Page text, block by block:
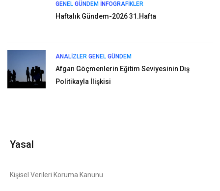
GENEL GÜNDEM İNFOGRAFIKLER
Haftalık Gündem-2026 31.Hafta
ANALIZLER GENEL GÜNDEM
Afgan Göçmenlerin Eğitim Seviyesinin Dış
Politikayla İlişkisi
Yasal
Kişisel Verileri Koruma Kanunu